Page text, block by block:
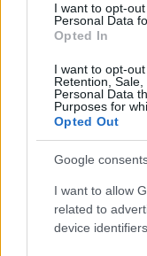
I want to opt-
Personal Data
Opted In
I want to opt-
Retention,
Personal Data
Purposes for
Opted Out
Google
I want to allow
related to
device